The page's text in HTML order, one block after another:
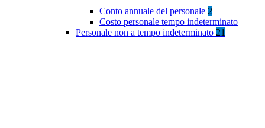
Conto annuale del personale 2
Costo personale tempo indeterminato
Personale non a tempo indeterminato 21